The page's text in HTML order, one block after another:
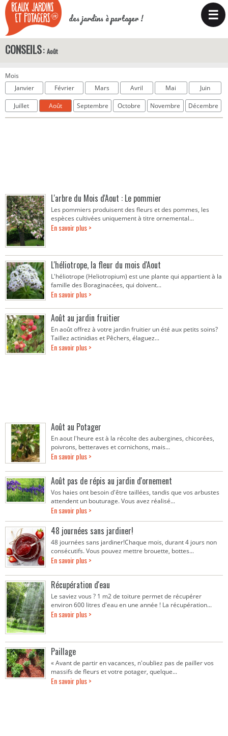
des jardins à partager ! ☰
CONSEILS Août
Mois
Janvier
Février Mars Avril Mai Juin
Juillet Août Septembre Octobre Novembre Décembre
L'arbre du Mois d'Aout : Le pommier
Les pommiers produisent des fleurs et des pommes, les
espèces cultivées uniquement à titre ornemental...
En savoir plus >
L'héliotrope, la fleur du mois d'Aout
L'héliotrope (Heliotropium) est une plante qui appartient à la
famille des Boraginacées, qui doivent...
En savoir plus >
Août au jardin fruitier
En août offrez à votre jardin fruitier un été aux petits soins?
Taillez actinidias et Pêchers, élaguez...
En savoir plus >
Août au Potager
En aout l'heure est à la récolte des aubergines, chicorées,
poivrons, betteraves et cornichons, mais...
En savoir plus >
Août pas de répis au jardin d'ornement
Vos haies ont besoin d'être taillées, tandis que vos arbustes
attendent un bouturage. Vous avez réalisé...
En savoir plus >
48 journées sans jardiner!
48 journées sans jardiner!Chaque mois, durant 4 jours non
consécutifs. Vous pouvez mettre brouette, bottes...
En savoir plus >
Récupération d'eau
Le saviez vous ? 1 m2 de toiture permet de récupérer
environ 600 litres d'eau en une année ! La récupération...
En savoir plus >
Paillage
« Avant de partir en vacances, n'oubliez pas de pailler vos
massifs de fleurs et votre potager, quelque...
En savoir plus >